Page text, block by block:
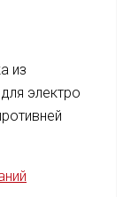
из
электро